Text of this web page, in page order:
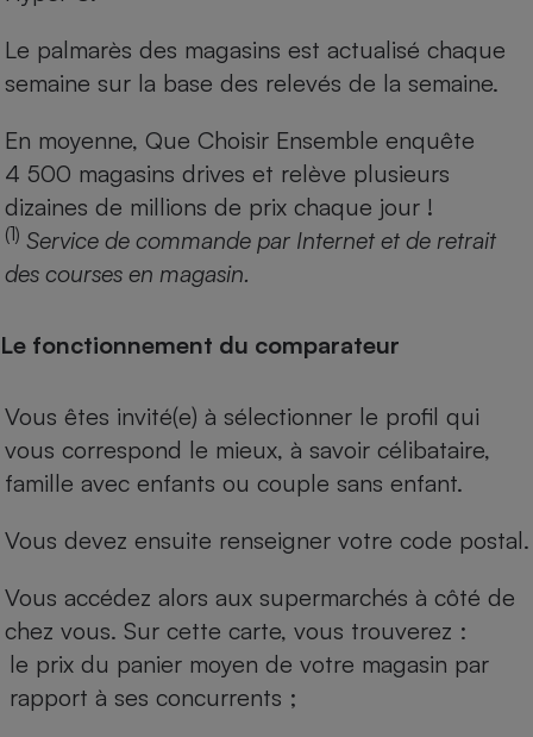
Le palmarès des magasins est actualisé chaque
semaine sur la base des relevés de la semaine.
En moyenne, Que Choisir Ensemble enquête
4 500 magasins drives et relève plusieurs
dizaines de millions de prix chaque jour !
(1) Service de commande par Internet et de retrait
des courses en magasin.
Le fonctionnement du comparateur
Vous êtes invité(e) à sélectionner le profil qui
vous correspond le mieux, à savoir célibataire,
famille avec enfants ou couple sans enfant.
Vous devez ensuite renseigner votre code postal.
Vous accédez alors aux supermarchés à côté de
chez vous. Sur cette carte, vous trouverez :
le prix du panier moyen de votre magasin par
rapport à ses concurrents ;